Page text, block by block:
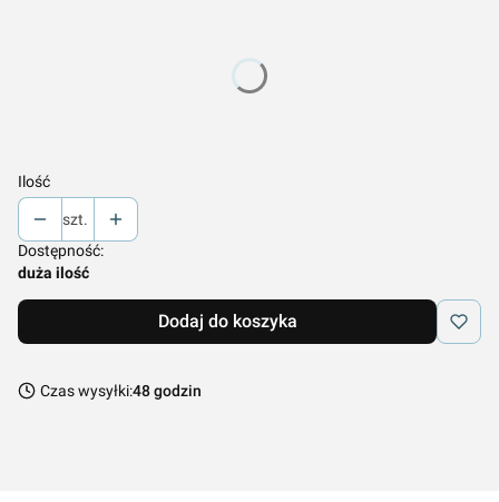
Ilość
szt.
Dostępność:
duża ilość
Dodaj do koszyka
Czas wysyłki:48 godzin